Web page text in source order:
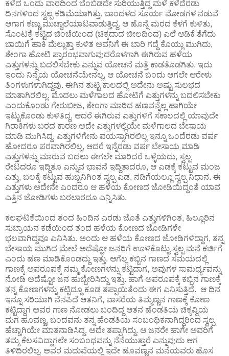
ಕಳೆದ ಒಂದು ವಾರದಿಂದ ಬೆಂಬಿಡದೇ ಸುರಿಯುತ್ತಿದ್ದ ಮಳೆ ಕಳೆದೆರಡು
ದಿನಗಳಿಂದ ಸ್ವಲ್ಪ ಕಡಿಮೆಯಾಗಿತ್ತು. ಬಾಂದಳದ ಸೂರ್ಯ ಮೋಡಗಳ ನಡುವೆ
ಆಗಾಗ ಕಣ್ಣು ಮುಚ್ಚಾಲೆಯಾಟವಾಡುತ್ತಿದ್ದ. ಆ ಹೊನ್ನೆ ಮರದ ಕೆಳಗೆ ಕುಳಿತು,
ಸೊಂಟಕ್ಕೆ ಕಟ್ಟಿದ ಚಿಂಚೆಯಿಂದ (ಚಿಕ್ಕದಾದ ಚೀಲದಿಂದ) ಎಲೆ ಆಡಿಕೆ ತೆಗೆದು
ಬಾಯಿಗೆ ಹಾಕಿ ಮೆಲ್ಲುತ್ತಾ ಕುಳಿತ ಅವನಿಗೆ ಈ ಬಾರಿ ಗದ್ದೆ ಕೊಯ್ಲು ಮುಗಿದು,
ಶೇಂಗಾ ಹೋಟಿ ಪ್ರಾರಂಭವಾಗುವುದರೊಳಗಾಗಿ ಈಗಿರುವ ಹಳೆಯ
ಎತ್ತುಗಳನ್ನು ಬದಲಿಸಬೇಕು ಎನ್ನುವ ಯೋಚನೆ ಮತ್ತೆ ಕಾಡತೊಡಗಿತು. ಇದು
ಇಂದು ನಿನ್ನೆಯ ಯೋಚನೆಯೇನಲ್ಲ, ಆ ಯೋಚನೆ ಬಂದು ಆಗಲೇ ಆರೇಳು
ತಿಂಗಳುಗಳಾಗಿದ್ದವು. ಈಗಿನ ತುಟ್ಟಿ ಕಾಲದಲ್ಲಿ ಅದೇನು ಅಷ್ಟು ಸುಲಭದ
ಮಾತಾಗಿರಲಿಲ್ಲ. ಮೊದಲು ಮಳೆಗಾಲದ ಹೋಟಿಗೆ ಎತ್ತುಗಳನ್ನು ಬದಲಿಸಬೇಕು
ಎಂದುಕೊಂಡು ಗೇರುಬೀಜ, ಶೇಂಗಾ ಮಾರಿದ ಹಣವನ್ನೆಲ್ಲ ಹಾಗಿಯೇ
ಇಟ್ಟುಕೊಂಡು ಕುಳಿತಿದ್ದ. ಆದರೆ ಈಗಿರುವ ಎತ್ತುಗಳಿಗೆ ಸಕಾಲದಲ್ಲಿ ಯಾವುದೇ
ಗಿರಾಕಿಗಳು ಬರದ ಕಾರಣ ಅದೇ ಎತ್ತುಗಳಲ್ಲಿಯೇ ಮಳೆಗಾಲದ ಬೇಸಾಯ
ಮಾಡಿ ಮುಗಿಸಿದ್ದ. ಎತ್ತುಗಳಿಗೇನು ವಯಸ್ಸಾಗಿರಲಿಲ್ಲ ಇನ್ನೂ ಒಂದೆರಡು ವರ್ಷ
ಹೋದರೂ ಪರವಾಗಿರಲಿಲ್ಲ, ಆದರೆ ಇನ್ನೆರಡು ವರ್ಷ ಬೇಸಾಯ ಮಾಡಿ
ಎತ್ತುಗಳನ್ನು ಮಾರುವ ಬದಲು ಈಗಲೇ ಮಾರಿದರೆ ಒಳ್ಳೆಯದು, ಸ್ವಲ್ಪ
ರೇಟದರೂ ಇದ್ದಿತೂ ಎನ್ನುವ ಭಾವನೆ ಇದ್ದಿತಾದರೂ, ಆ ಎಡಕ್ಕೆ ಕಟ್ಟುವ ಮಂಜ
ಎತ್ತು, ಬಲಕ್ಕೆ ಕಟ್ಟುವ ಹುಬ್ಬನಿಗಿಂತ ಸ್ವಲ್ಪ ಎಡ, ನಡಿಗೆಯಲ್ಲೂ ಸ್ವಲ್ಪ ನಿಧಾನ. ಈ
ಎತ್ತುಗಳು ಅದೇನೇ ಎಂದರೂ ಆ ಹಳೆಯ ಕೋಣದ ಜೋಡಿಯಿದ್ದಂತೆ ಯಾವ
ಎತ್ತಿನ ಜೋಡಿಗಳು ಬರಲಾರದೂ ಎನ್ನಿಸಿತು.
ಕಲಘಟಿಕೆಯಿಂದ ತಂದ ಹಿಂದಿನ ಎರಡು ಜೊತೆ ಎತ್ತುಗಳಿಗಿಂತ, ಹಿಲ್ಲೂರಿನ
ಸುಬ್ರಾಯನ ಕಡೆಯಿಂದ ತಂದ ಹಳೆಯ ಕೋಣದ ಜೋಡಿಗಳೇ
ಭಲವಾಗಿದ್ದವೂ ಎನಿಸಿತು. ಅಂದು ಆ ಹಳೆಯ ಕೋಣದ ಜೋಡಿಗಳಿದ್ದಾಗ, ತನ್ನ
ಬೇಸಾಯ ಮುಗಿದ ಮೇಲೆ ಅದೆಷ್ಟೋ ಜನರಿಗೆ ಊಳಿಕೊಟ್ಟು ಸ್ವಲ್ಪ ಮನೆ ಕರ್ಚಿಗೆ
ಎಂದು ಹಣ ಮಾಡಿಕೊಂಡದ್ದು ಇತ್ತು. ಆಗೆಲ್ಲ ಕಬ್ಬಿನ ಗಾಣದ ಸಮಯದಲ್ಲಿ
ಗಾಣಕ್ಕೆ ಅಪರೂಪಕ್ಕೆ ನಮ್ಮ ಕೋಣಗಳನ್ನು ಕಟ್ಟಿದಾಗ, ಅವುಗಳ ಸಾಮರ್ಥ್ಯವನ್ನು
ನೋಡಿ ಅದೆಷ್ಟೋ ಜನ ಹುಬ್ಬೇರಿಸಿದ್ದು ಇತ್ತು. ಹಾಗೆ ಅಪರೂಪಕ್ಕೆ ಕಬ್ಬಿನ ಗಾಣಕ್ಕೆ
ತನ್ನ ಕೋಣಗಳನ್ನು ಕಟ್ಟಿದ್ದೂ ಕೂಡ ತಪ್ಪಾಯಿತೆಂದು ಈಗ ಎನಿಸುತ್ತಿದೆ. ಆ ದಿನ
ಇನ್ನೂ ಸರಿಯಾಗಿ ನೆನಪಿದೆ ಆತನಿಗೆ, ವಾಸರೆಯ ತಿಮ್ಮಣ್ಣನ ಗಾಣಕ್ಕೆ ಕೋಣ
ಕಟ್ಟಿದ್ದಾಗ ಅವರ ಗಾಣ ನೋಡಲು ಬಂದಿದ್ದ ಆತನ ಹೆಂಡತಿಯ ಚಿಕ್ಕವ್ವಿಯ
ಮಗ ಹೂವಣ್ಣ. ಬಂದವನು ತನ್ನ ಹೆಂಡತಿಯ ಸಂಬಂಧಿಕನಾಗಿದ್ದರಿಂದ ಸ್ವಲ್ಪ
ಹೆಚ್ಚಾಗಿಯೇ ಮಾತನಾಡಿಸಿದ್ದ. ಅದೇ ತಪ್ಪಾಗಿದ್ದು. ಆ ಜನರೇ ಹಾಗೇ ಅವರಿಗೆ
ತಮ್ಮ ಕೆಲಸವಿದ್ದಾಗಲೇ ಸಂಬಂಧವನ್ನು ನೆನೆಯುತ್ತಾರೆ ಎನ್ನುವುದು ಆಗ
ತಿಳಿದಿರಲಿಲ್ಲ. ಅವರ ಮದುವೆಯಲ್ಲಿ ಇದೇ ಹೂವಣ್ಣನ ಮನೆಯವರು ಹೊಸ